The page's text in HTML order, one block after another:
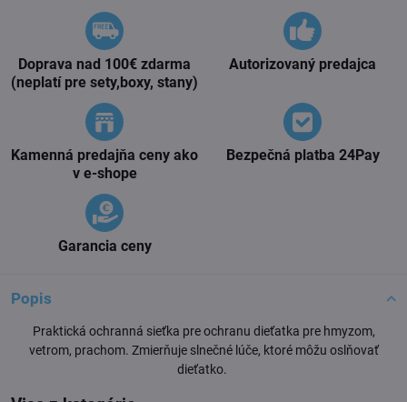
Doprava nad 100€ zdarma
(neplatí pre sety,boxy, stany)
Autorizovaný predajca
Kamenná predajňa ceny ako
v e-shope
Bezpečná platba 24Pay
Garancia ceny
Popis
Praktická ochranná sieťka pre ochranu dieťatka pre hmyzom,
vetrom, prachom. Zmierňuje slnečné lúče, ktoré môžu oslňovať
dieťatko.